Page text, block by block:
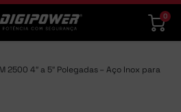
0
2500 4″ a 5″ Polegadas – Aço Inox para